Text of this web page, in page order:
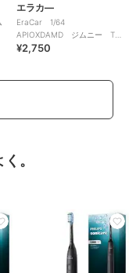
エラカ―
EraCar 1/64
APIOXDAMD ジムニー THE
ROOTS 東京オートサロン
¥2,750
。